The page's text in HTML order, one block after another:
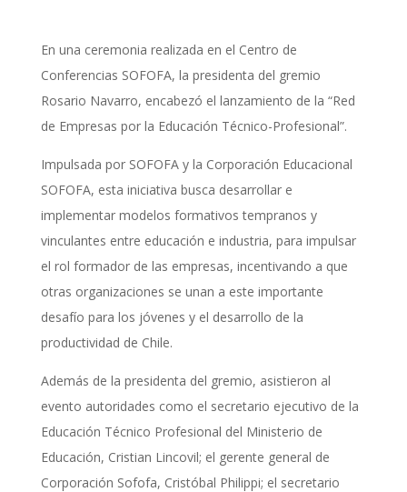
En una ceremonia realizada en el Centro de
Conferencias SOFOFA, la presidenta del gremio
Rosario Navarro, encabezó el lanzamiento de la “Red
de Empresas por la Educación Técnico-Profesional”.
Impulsada por SOFOFA y la Corporación Educacional
SOFOFA, esta iniciativa busca desarrollar e
implementar modelos formativos tempranos y
vinculantes entre educación e industria, para impulsar
el rol formador de las empresas, incentivando a que
otras organizaciones se unan a este importante
desafío para los jóvenes y el desarrollo de la
productividad de Chile.
Además de la presidenta del gremio, asistieron al
evento autoridades como el secretario ejecutivo de la
Educación Técnico Profesional del Ministerio de
Educación, Cristian Lincovil; el gerente general de
Corporación Sofofa, Cristóbal Philippi; el secretario